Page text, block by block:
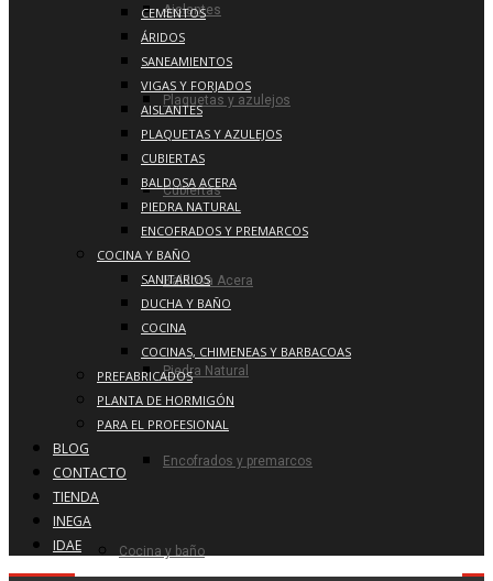
Aislantes
Plaquetas y azulejos
Cubiertas
Baldosa Acera
Piedra Natural
Encofrados y premarcos
Cocina y baño
CEMENTOS
ÁRIDOS
SANEAMIENTOS
VIGAS Y FORJADOS
AISLANTES
PLAQUETAS Y AZULEJOS
CUBIERTAS
BALDOSA ACERA
PIEDRA NATURAL
ENCOFRADOS Y PREMARCOS
COCINA Y BAÑO
SANITARIOS
DUCHA Y BAÑO
COCINA
COCINAS, CHIMENEAS Y BARBACOAS
PREFABRICADOS
PLANTA DE HORMIGÓN
PARA EL PROFESIONAL
BLOG
CONTACTO
TIENDA
INEGA
IDAE